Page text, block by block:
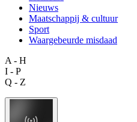
Nieuws
Maatschappij & cultuur
Sport
Waargebeurde misdaad
A - H
I - P
Q - Z